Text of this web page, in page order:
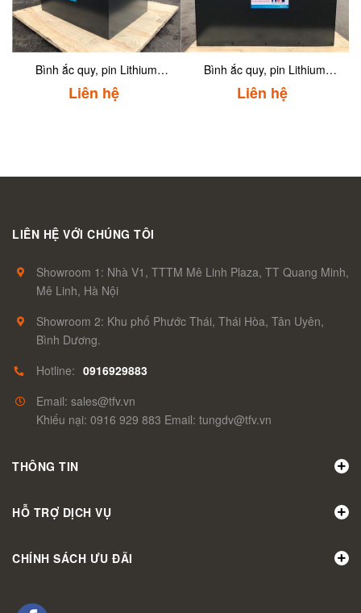
Bình ắc quy, pin Lithium
51.2V/350Ah hiệu EIKTO
dùng cho xe nâng, mới
Liên hệ
Bình ắc quy, pin Lithium
51.2V/300Ah (MSDC4) hiệu
EIKTO dùng cho xe nâng,
Liên hệ
LIÊN HỆ VỚI CHÚNG TÔI
Showroom 1: Nhà V1, TTTM Mê Linh Plaza, TT Quang Minh,
Mê Linh, Hà Nội
Showroom 2: Khu phố Phước Thái, Thái Hòa, Tân Uyên,
Bình Dương.
Hotline: 0916929883
Email: sales@tfv.vn
Khiếu nại: 0916 929 883 Email: tungdv@tfv.vn
THÔNG TIN
HỖ TRỢ DỊCH VỤ
CHÍNH SÁCH ƯU ĐÃI